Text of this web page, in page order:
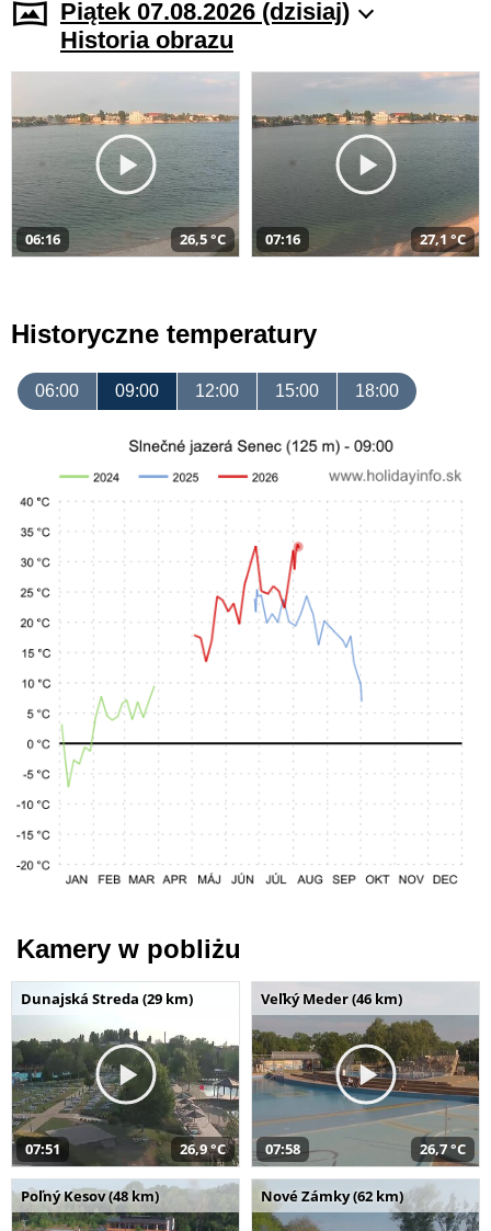
Piątek 07.08.2026 (dzisiaj)
Historia obrazu
06:16 26,5 °C 07:16 27,1 °C
Historyczne temperatury
06:00 09:00 12:00 15:00 18:00
Kamery w pobliżu
Dunajská Streda (29 km)
07:51 26,9 °C
Veľký Meder (46 km)
07:58 26,7 °C
Poľný Kesov (48 km) Nové Zámky (62 km)